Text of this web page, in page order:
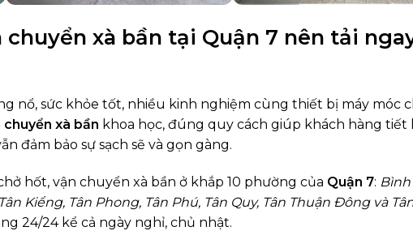
chuyển xà bần tại Quận 7 nên tải
nổ, sức khỏe tốt, nhiều kinh nghiệm cùng thiết bị máy móc
chuyển xà bần khoa học, đúng quy cách giúp khách hàng tiết
đảm bảo sự sạch sẽ và gọn gàng.
hốt, vận chuyển xà bần ở khắp 10 phường của Quận 7: Bình
Kiểng, Tân Phong, Tân Phú, Tân Quy, Tân Thuận Đông và
24/24 kể cả ngày nghỉ, chủ nhật.